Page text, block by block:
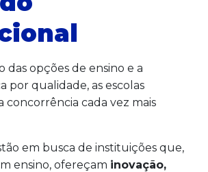
das opções de ensino e a
por qualidade, as escolas
cada vez mais
em busca de instituições que,
ensino, ofereçam inovação,